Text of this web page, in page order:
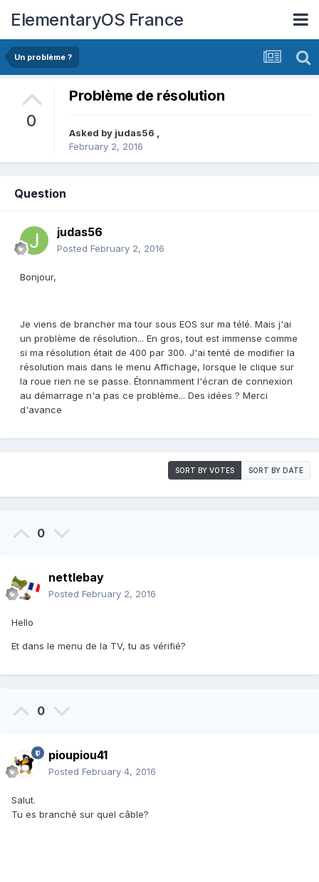
ElementaryOS France
Un problème ?
0
Problème de résolution
Asked by judas56 ,
February 2, 2016
Question
judas56
Posted February 2, 2016
Bonjour,
Je viens de brancher ma tour sous EOS sur ma télé. Mais j'ai
un problème de résolution... En gros, tout est immense comme
si ma résolution était de 400 par 300. J'ai tenté de modifier la
résolution mais dans le menu Affichage, lorsque le clique sur
la roue rien ne se passe. Étonnamment l'écran de connexion
au démarrage n'a pas ce problème... Des idées ? Merci
d'avance
SORT BY VOTES SORT BY DATE
0
nettlebay
Posted February 2, 2016
Hello
Et dans le menu de la TV, tu as vérifié?
0
pioupiou41
Posted February 4, 2016
Salut.
Tu es branché sur quel câble?